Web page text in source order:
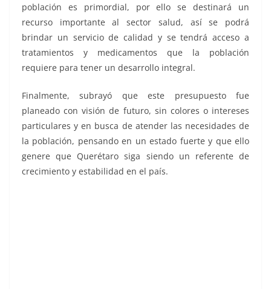
población es primordial, por ello se destinará un
recurso importante al sector salud, así se podrá
brindar un servicio de calidad y se tendrá acceso a
tratamientos y medicamentos que la población
requiere para tener un desarrollo integral.
Finalmente, subrayó que este presupuesto fue
planeado con visión de futuro, sin colores o intereses
particulares y en busca de atender las necesidades de
la población, pensando en un estado fuerte y que ello
genere que Querétaro siga siendo un referente de
crecimiento y estabilidad en el país.